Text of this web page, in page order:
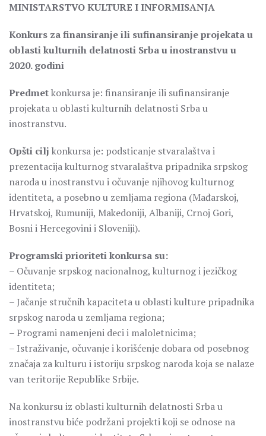
MINISTARSTVO KULTURE I INFORMISANJA
Konkurs za finansiranje ili sufinansiranje projekata u
oblasti kulturnih delatnosti Srba u inostranstvu u
2020. godini
Predmetkonkursa je: finansiranje ili sufinansiranje
projekata u oblasti kulturnih delatnosti Srba u
inostranstvu.
Opšti cilj konkursa je: podsticanje stvaralaštva i
prezentacija kulturnog stvaralaštva pripadnika srpskog
naroda u inostranstvu i očuvanje njihovog kulturnog
identiteta, a posebno u zemljama regiona (Mađarskoj,
Hrvatskoj, Rumuniji, Makedoniji, Albaniji, Crnoj Gori,
Bosni i Hercegovini i Sloveniji).
Programski prioriteti konkursa su:
– Očuvanje srpskog nacionalnog, kulturnog i jezičkog
identiteta;
– Jačanje stručnih kapaciteta u oblasti kulture pripadnika
srpskog naroda u zemljama regiona;
– Programi namenjeni deci i maloletnicima;
– Istraživanje, očuvanje i korišćenje dobara od posebnog
značaja za kulturu i istoriju srpskog naroda koja se nalaze
van teritorije Republike Srbije.
Na konkursu iz oblasti kulturnih delatnosti Srba u
inostranstvu biće podržani projekti koji se odnose na